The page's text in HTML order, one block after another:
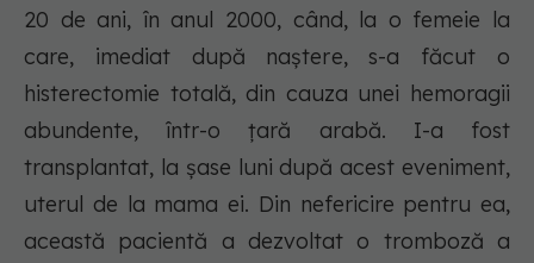
20 de ani, în anul 2000, când, la o femeie la
care, imediat după naștere, s-a făcut o
histerectomie totală, din cauza unei hemoragii
abundente, într-o țară arabă. I-a fost
transplantat, la șase luni după acest eveniment,
uterul de la mama ei. Din nefericire pentru ea,
această pacientă a dezvoltat o tromboză a